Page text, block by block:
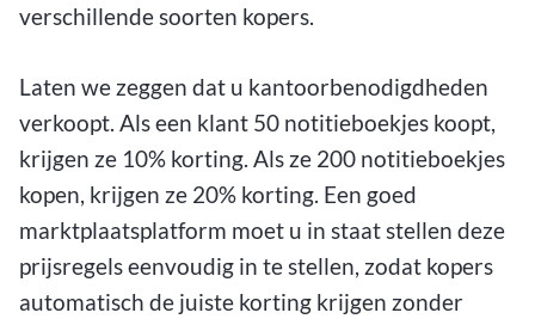
verschillende soorten kopers.
Laten we zeggen dat u kantoorbenodigdheden
verkoopt. Als een klant 50 notitieboekjes koopt,
krijgen ze 10% korting. Als ze 200 notitieboekjes
kopen, krijgen ze 20% korting. Een goed
marktplaatsplatform moet u in staat stellen deze
prijsregels eenvoudig in te stellen, zodat kopers
automatisch de juiste korting krijgen zonder